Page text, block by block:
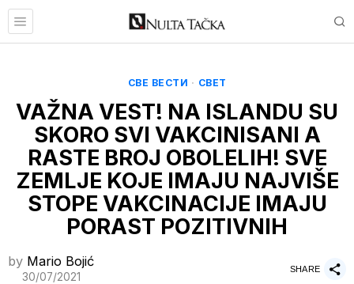
СВЕ ВЕСТИ · СВЕТ
VAŽNA VEST! NA ISLANDU SU
SKORO SVI VAKCINISANI A
RASTE BROJ OBOLELIH! SVE
ZEMLJE KOJE IMAJU NAJVIŠE
STOPE VAKCINACIJE IMAJU
PORAST POZITIVNIH
by Mario Bojić
30/07/2021
SHARE